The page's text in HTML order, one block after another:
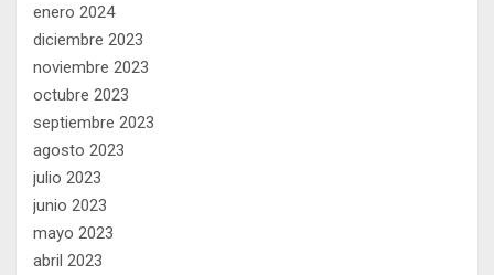
enero 2024
diciembre 2023
noviembre 2023
octubre 2023
septiembre 2023
agosto 2023
julio 2023
junio 2023
mayo 2023
abril 2023